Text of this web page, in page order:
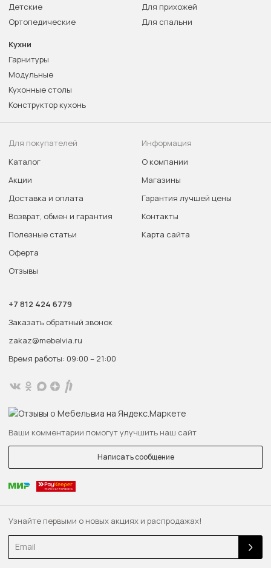
Узнайте первыми о новых акциях и распродажах!
Детские
Ортопедические
Для прихожей
Для спальни
Кухни
Гарнитуры
Модульные
Кухонные столы
Конструктор кухонь
Для покупателей
Каталог
Акции
Доставка и оплата
Возврат, обмен и гарантия
Полезные статьи
Оферта
Отзывы
Информация
О компании
Магазины
Гарантия лучшей цены
Контакты
Карта сайта
+7 812 424 6779
Заказать обратный звонок
zakaz@mebelvia.ru
Время работы: 09:00 – 21:00
Ваши комментарии помогут улучшить наш сайт
Написать сообщение